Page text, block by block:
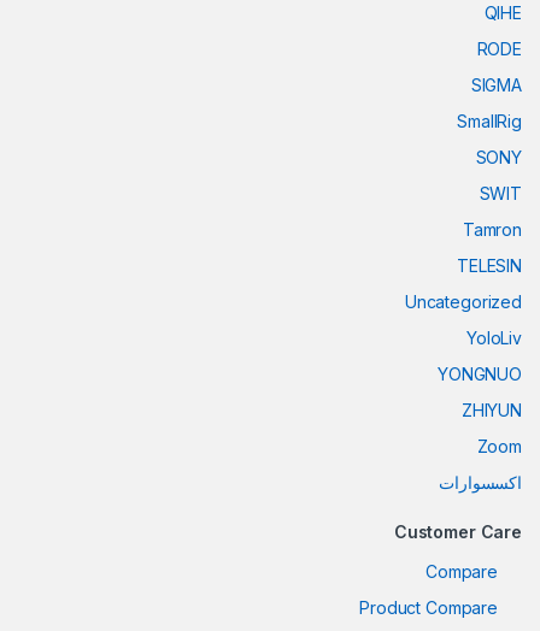
QIHE
RODE
SIGMA
SmallRig
SONY
SWIT
Tamron
TELESIN
Uncategorized
YoloLiv
YONGNUO
ZHIYUN
Zoom
اكسسوارات
Customer Care
Compare
Product Compare